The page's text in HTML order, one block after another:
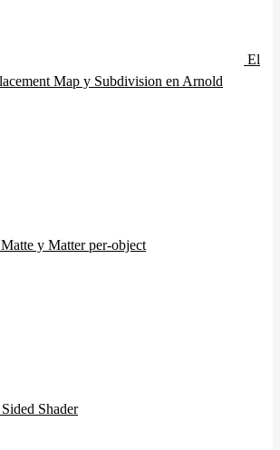
El
Map y Subdivision en Arnold
y Matter per-object
Shader